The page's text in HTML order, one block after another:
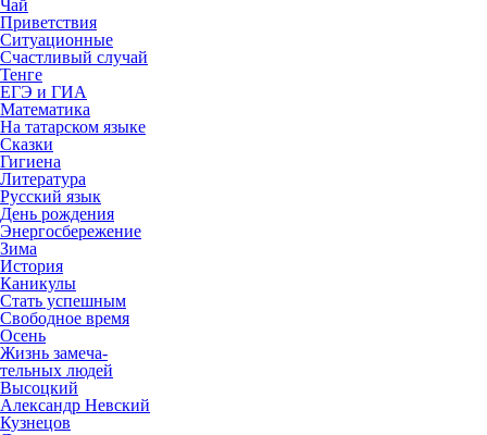
Чай
Приветствия
Ситуационные
Счастливый случай
Тенге
ЕГЭ и ГИА
Математика
На татарском языке
Сказки
Гигиена
Литература
Русский язык
День рождения
Энергосбережение
Зима
История
Каникулы
Стать успешным
Свободное время
Осень
Жизнь замеча-
тельных людей
Высоцкий
Александр Невский
Кузнецов